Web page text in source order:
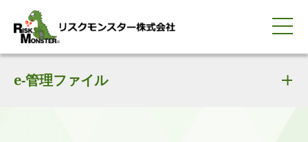
サービス紹介
選ばれる理由
知る・学ぶ
導入事例
企業情報
採用情報
IR情報
お問い合わせ
0120-259-440
平日9:00-18:00(土日祝除く)
e-管理ファイル